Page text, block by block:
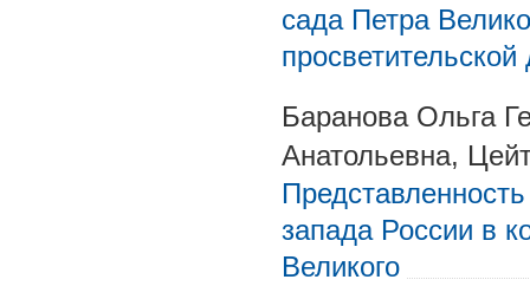
сада Петра
просветительской
Баранова Ольга
Анатольевна,
запада России в
Великого